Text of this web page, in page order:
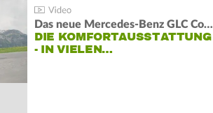
Das neue Mercedes-Benz GLC Coupé
DIE KOMFORTAUSSTATTUNG
- IN VIELEN…